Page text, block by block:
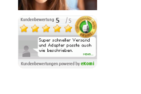
Ähnliche Produkte anzeigen